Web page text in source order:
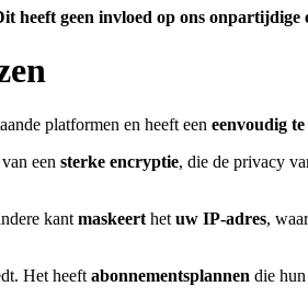
heeft geen invloed op ons
platformen en heeft een eenvoudig
een sterke encryptie, die de privacy
kant maskeert het uw IP-adres,
Het heeft abonnementsplannen die